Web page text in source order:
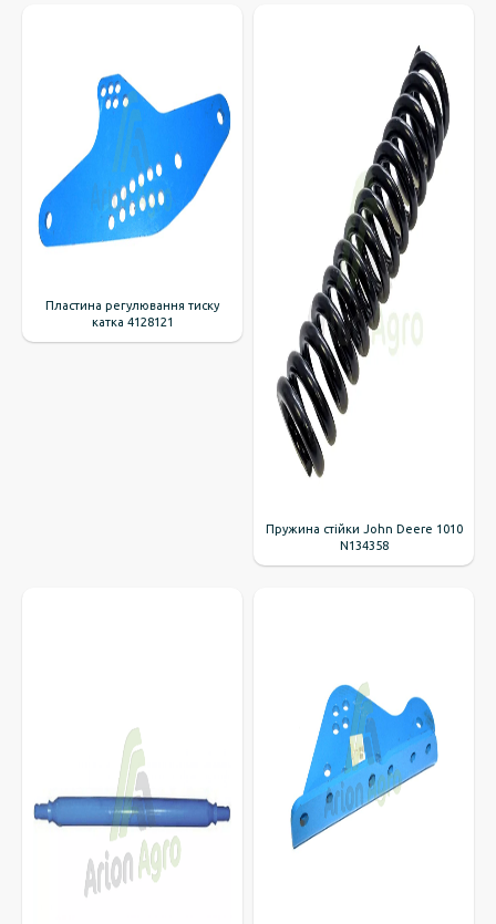
Пластина регулювання тиску
катка 4128121
Пружина стійки John Deere 1010
N134358